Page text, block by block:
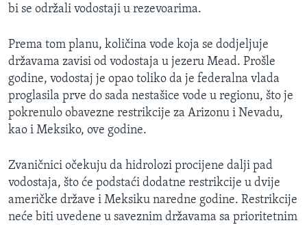
bi se održali vodostaji u rezevoarima.
Prema tom planu, količina vode koja se dodjeljuje
državama zavisi od vodostaja u jezeru Mead. Prošle
godine, vodostaj je opao toliko da je federalna vlada
proglasila prve do sada nestašice vode u regionu, što je
pokrenulo obavezne restrikcije za Arizonu i Nevadu,
kao i Meksiko, ove godine.
Zvaničnici očekuju da hidrolozi procijene dalji pad
vodostaja, što će podstaći dodatne restrikcije u dvije
američke države i Meksiku naredne godine. Restrikcije
neće biti uvedene u saveznim državama sa prioritetnim